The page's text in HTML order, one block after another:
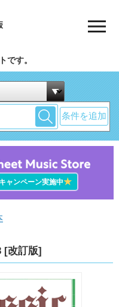
です。
条件を追加
キャンペーン実施中★
[改訂版]